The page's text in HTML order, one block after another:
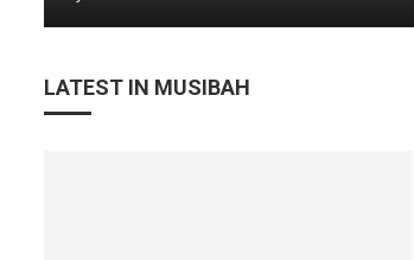
LATEST IN MUSIBAH